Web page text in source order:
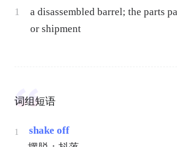
1
a disassembled barrel; the parts
or shipment
词组短语
1
shake off